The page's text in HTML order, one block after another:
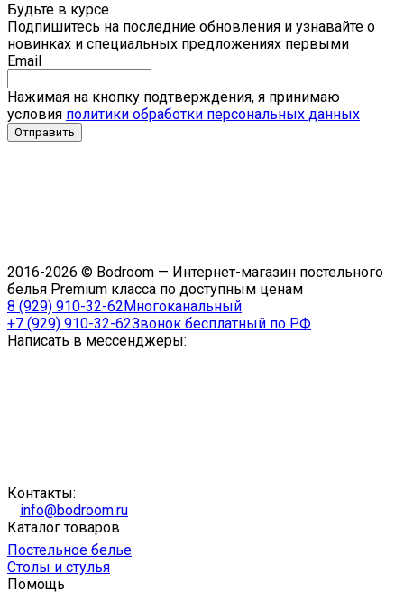
Будьте в курсе
Подпишитесь на последние обновления и узнавайте о
новинках и специальных предложениях первыми
Email
Нажимая на кнопку подтверждения, я принимаю
условия политики обработки персональных данных
2016-2026 © Bodroom — Интернет-магазин постельного
белья Premium класса по доступным ценам
8 (929) 910-32-62 Многоканальный
+7 (929) 910-32-62Звонок бесплатный по РФ
Написать в мессенджеры:
Контакты:
info@bodroom.ru
Каталог товаров
Постельное белье
Столы и стулья
Помощь